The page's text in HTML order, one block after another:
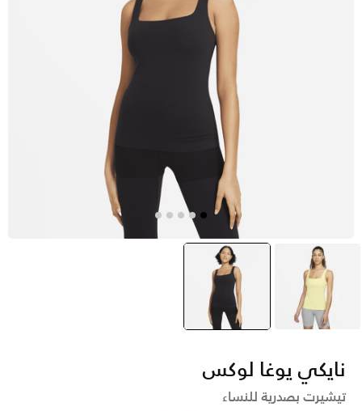
أصفر selected
أسود
نايكي يوغا لوكس
تيشيرت بصدرية للنساء